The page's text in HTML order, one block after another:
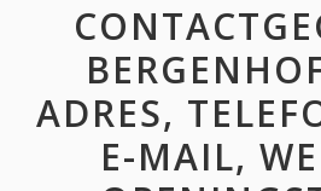
ADRES,
E-MAIL,